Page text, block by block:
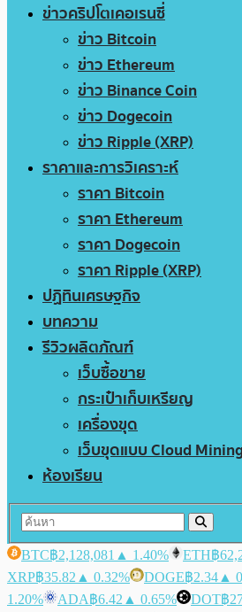
ข่าวคริปโตเคอเรนซี่
ข่าว Bitcoin
ข่าว Ethereum
ข่าว Binance Coin
ข่าว Dogecoin
ข่าว Ripple (XRP)
ราคาและการวิเคราะห์
ราคา Bitcoin
ราคา Ethereum
ราคา Dogecoin
ราคา Ripple (XRP)
ปฏิทินเศรษฐกิจ
บทความ
รีวิวผลิตภัณฑ์
เว็บซื้อขาย
กระเป๋าเก็บเหรียญ
เครื่องขุด
เว็บขุดแบบ Cloud Mining
ห้องเรียน
BTC฿2,128,081 ▲ 1.40% ETH฿
XRP฿35.82 ▲ 0.32% DOGE฿2.34 ▲
1.20%
ADA฿6.42 ▲ 0.65% DOT฿